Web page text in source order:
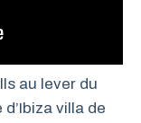
au lever du
villa de